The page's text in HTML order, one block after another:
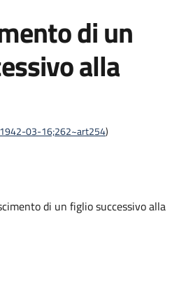
di un
alla
03-16;262~art254)
di un figlio successivo alla